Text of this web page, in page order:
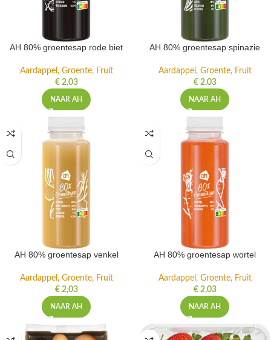
AH 80% groentesap rode biet
Aardappel, Groente, Fruit
€2,03
NAAR AH
AH 80% groentesap spinazie
Aardappel, Groente, Fruit
€2,03
NAAR AH
AH 80% groentesap venkel
Aardappel, Groente, Fruit
€2,03
NAAR AH
AH 80% groentesap wortel
Aardappel, Groente, Fruit
€2,03
NAAR AH